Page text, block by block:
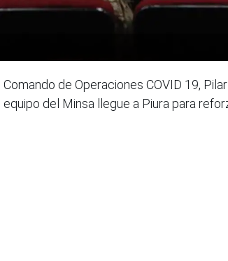
de Operaciones COVID 19,
del Minsa llegue a Piura para